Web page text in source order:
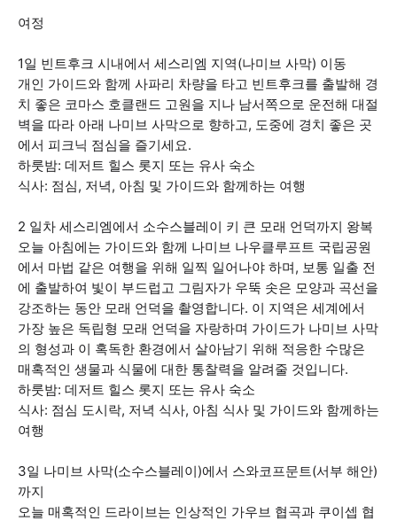
여정
1일 빈트후크 시내에서 세스리엠 지역(나미브 사막) 이동
개인 가이드와 함께 사파리 차량을 타고 빈트후크를 출발해 경
치 좋은 코마스 호클랜드 고원을 지나 남서쪽으로 운전해 대절
벽을 따라 아래 나미브 사막으로 향하고, 도중에 경치 좋은 곳
에서 피크닉 점심을 즐기세요.
하룻밤: 데저트 힐스 롯지 또는 유사 숙소
식사: 점심, 저녁, 아침 및 가이드와 함께하는 여행
2 일차 세스리엠에서 소수스블레이 키 큰 모래 언덕까지 왕복
오늘 아침에는 가이드와 함께 나미브 나우클루프트 국립공원
에서 마법 같은 여행을 위해 일찍 일어나야 하며, 보통 일출 전
에 출발하여 빛이 부드럽고 그림자가 우뚝 솟은 모양과 곡선을
강조하는 동안 모래 언덕을 촬영합니다. 이 지역은 세계에서
가장 높은 독립형 모래 언덕을 자랑하며 가이드가 나미브 사막
의 형성과 이 혹독한 환경에서 살아남기 위해 적응한 수많은
매혹적인 생물과 식물에 대한 통찰력을 알려줄 것입니다.
하룻밤: 데저트 힐스 롯지 또는 유사 숙소
식사: 점심 도시락, 저녁 식사, 아침 식사 및 가이드와 함께하는
여행
3일 나미브 사막(소수스블레이)에서 스와코프문트(서부 해안)
까지
오늘 매혹적인 드라이브는 인상적인 가우브 협곡과 쿠이셉 협